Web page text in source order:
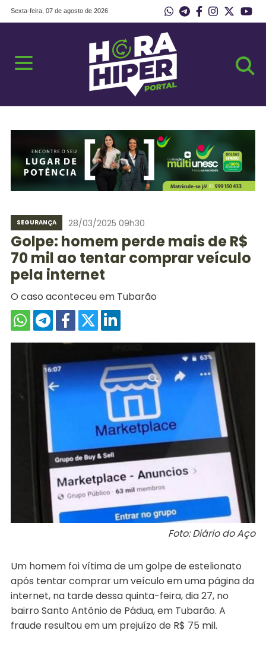
Sexta-feira, 07 de agosto de 2026
SEGURANÇA 28/03/2025 09h30
Golpe: homem perde mais de R$
70 mil ao tentar comprar veículo
pela internet
O caso aconteceu em Tubarão
Foto: Diário do Aço
Um homem foi vítima de um golpe de estelionato
após tentar comprar um veículo em uma página da
internet, na tarde dessa quinta-feira, dia 27, no
bairro Santo Antônio de Pádua, em Tubarão. A
fraude resultou em um prejuízo de R$ 75 mil.